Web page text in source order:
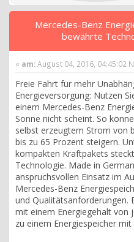
Mercedes-Benz
bewährte
« am:August 04, 2016, 04:45:02
Freie Fahrt für mehr
Energieversorgung: Nutzen
einem Mercedes-Benz
Sonne nicht scheint. So
selbst erzeugtem Strom von
bis zu 65 Prozent steigern.
kompakten Kraftpakets
Technologie. Made in
anspruchsvollen Einsatz im
Mercedes-Benz
und Qualitätsanforderungen.
mit einem Energiegehalt von
zu einem Energiespeicher